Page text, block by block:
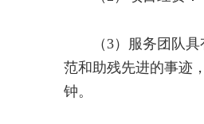
（3）服务团队具有
范和助残先进的事迹
钟。